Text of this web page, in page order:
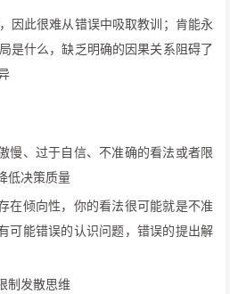
因此很难从错误中吸取教训；肯能永
是什么，缺乏明确的因果关系阻碍了
慢、过于自信、不准确的看法或者限
低决策质量
在倾向性，你的看法很可能就是不准
可能错误的认识问题，错误的提出解
制发散思维